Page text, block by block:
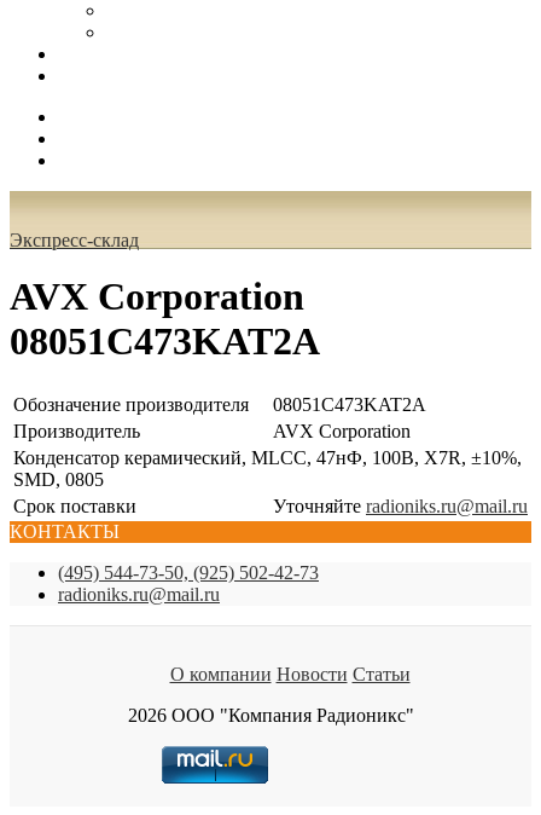
Экспресс-склад
AVX Corporation
08051C473KAT2A
Обозначение производителя
08051C473KAT2A
Производитель
AVX Corporation
Конденсатор керамический, MLCC, 47нФ, 100В, X7R, ±10%,
SMD, 0805
Срок поставки
Уточняйте radioniks.ru@mail.ru
КОНТАКТЫ
(495) 544-73-50, (925) 502-42-73
radioniks.ru@mail.ru
О компании Новости Статьи
2026 ООО "Компания Радионикс"